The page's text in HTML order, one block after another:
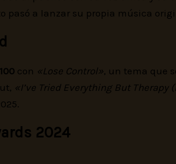
pasó a lanzar su propia música
con «Lose Control», un tema que
«I’ve Tried Everything But Therapy
2024